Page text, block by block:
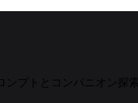
プトとコンパニオン探